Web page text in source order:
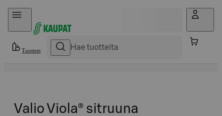
Hyppää sisältöön
Tuotteet
Valio Viola® sitruuna